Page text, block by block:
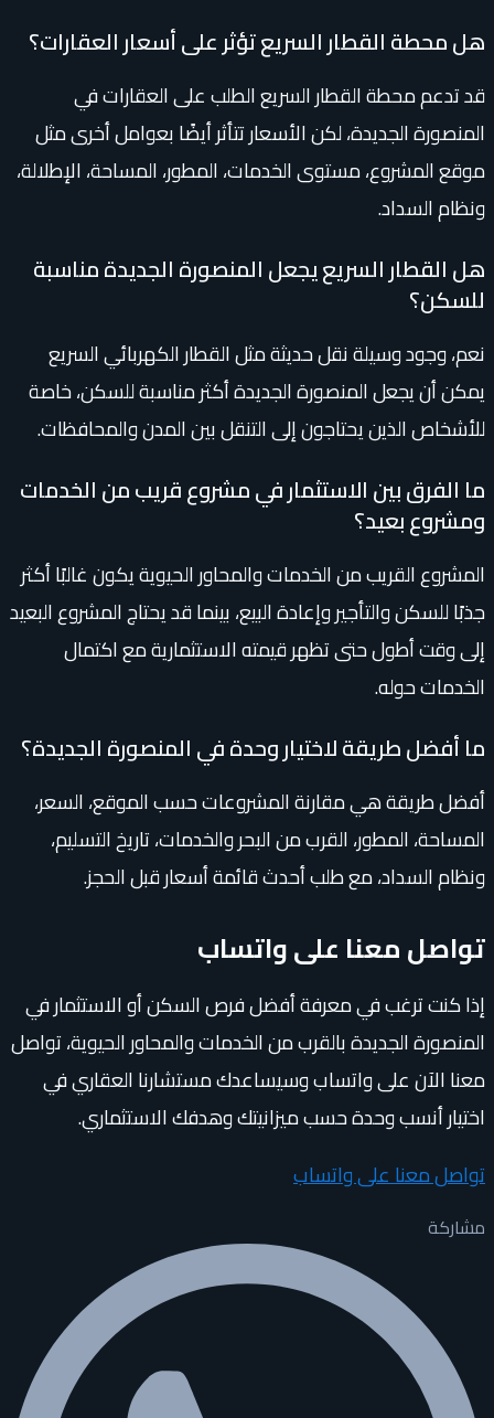
هل محطة القطار السريع تؤثر على أسعار العقارات؟
قد تدعم محطة القطار السريع الطلب على العقارات في
المنصورة الجديدة، لكن الأسعار تتأثر أيضًا بعوامل أخرى مثل
موقع المشروع، مستوى الخدمات، المطور، المساحة، الإطلالة،
ونظام السداد.
هل القطار السريع يجعل المنصورة الجديدة مناسبة
للسكن؟
نعم، وجود وسيلة نقل حديثة مثل القطار الكهربائي السريع
يمكن أن يجعل المنصورة الجديدة أكثر مناسبة للسكن، خاصة
للأشخاص الذين يحتاجون إلى التنقل بين المدن والمحافظات.
ما الفرق بين الاستثمار في مشروع قريب من الخدمات
ومشروع بعيد؟
المشروع القريب من الخدمات والمحاور الحيوية يكون غالبًا أكثر
جذبًا للسكن والتأجير وإعادة البيع، بينما قد يحتاج المشروع البعيد
إلى وقت أطول حتى تظهر قيمته الاستثمارية مع اكتمال
الخدمات حوله.
ما أفضل طريقة لاختيار وحدة في المنصورة الجديدة؟
أفضل طريقة هي مقارنة المشروعات حسب الموقع، السعر،
المساحة، المطور، القرب من البحر والخدمات، تاريخ التسليم،
ونظام السداد، مع طلب أحدث قائمة أسعار قبل الحجز.
تواصل معنا على واتساب
إذا كنت ترغب في معرفة أفضل فرص السكن أو الاستثمار في
المنصورة الجديدة بالقرب من الخدمات والمحاور الحيوية، تواصل
معنا الآن على واتساب وسيساعدك مستشارنا العقاري في
اختيار أنسب وحدة حسب ميزانيتك وهدفك الاستثماري.
تواصل معنا على واتساب
مشاركة